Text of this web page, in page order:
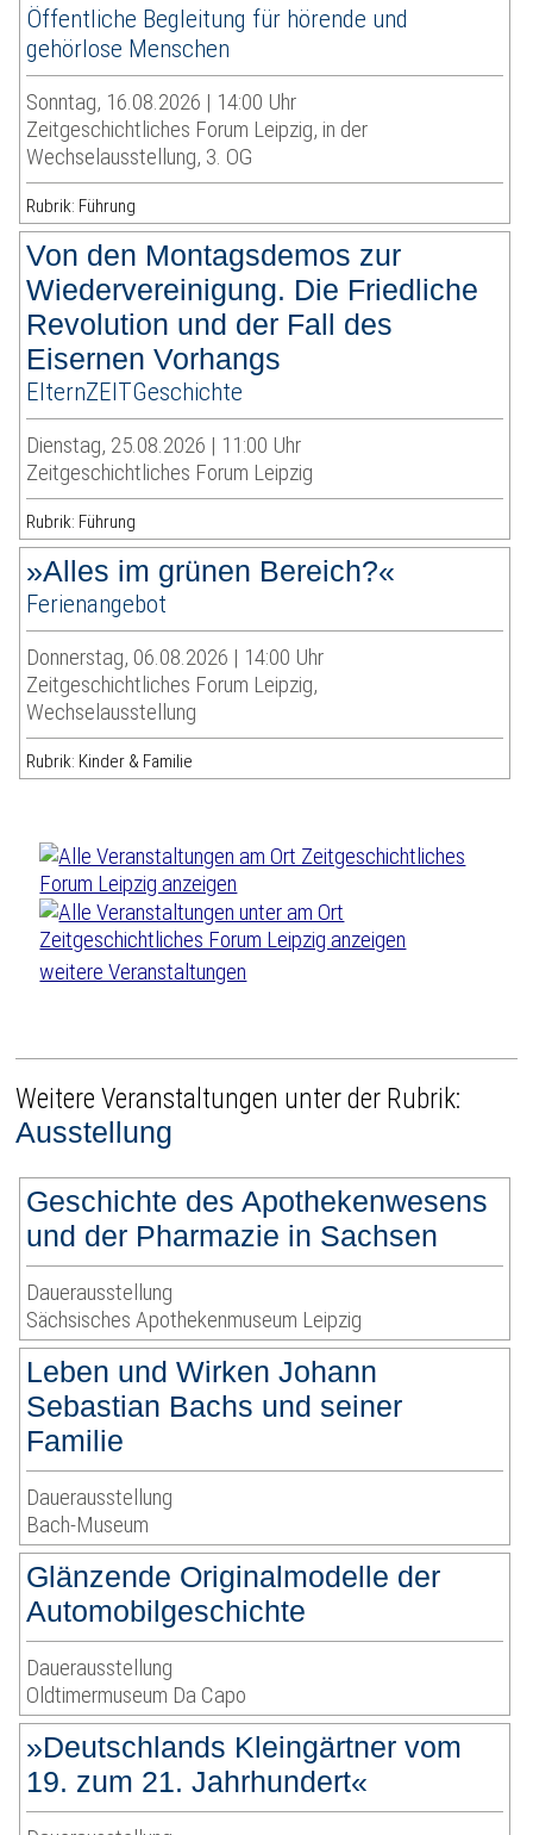
Öffentliche Begleitung für hörende und
gehörlose Menschen
Sonntag, 16.08.2026 | 14:00 Uhr
Zeitgeschichtliches Forum Leipzig, in der
Wechselausstellung, 3. OG
Rubrik: Führung
Von den Montagsdemos zur
Wiedervereinigung. Die Friedliche
Revolution und der Fall des
Eisernen Vorhangs
ElternZEITGeschichte
Dienstag, 25.08.2026 | 11:00 Uhr
Zeitgeschichtliches Forum Leipzig
Rubrik: Führung
»Alles im grünen Bereich?«
Ferienangebot
Donnerstag, 06.08.2026 | 14:00 Uhr
Zeitgeschichtliches Forum Leipzig,
Wechselausstellung
Rubrik: Kinder & Familie
weitere Veranstaltungen
Weitere Veranstaltungen unter der Rubrik:
Ausstellung
Geschichte des Apothekenwesens
und der Pharmazie in Sachsen
Dauerausstellung
Sächsisches Apothekenmuseum Leipzig
Leben und Wirken Johann
Sebastian Bachs und seiner
Familie
Dauerausstellung
Bach-Museum
Glänzende Originalmodelle der
Automobilgeschichte
Dauerausstellung
Oldtimermuseum Da Capo
»Deutschlands Kleingärtner vom
19. zum 21. Jahrhundert«